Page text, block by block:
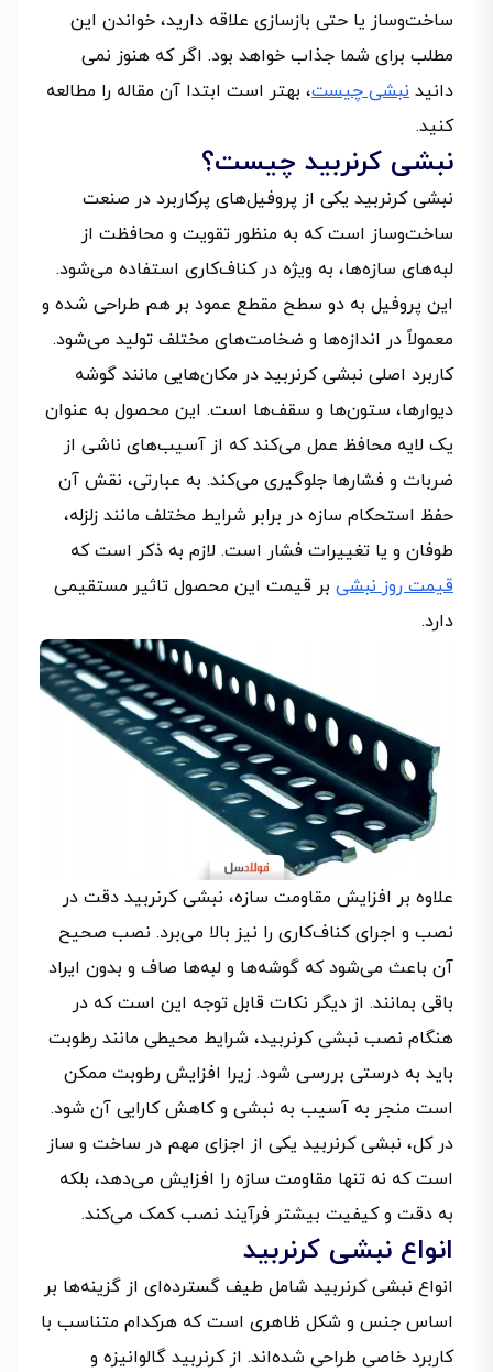
ساخت‌وساز یا حتی بازسازی علاقه دارید، خواندن این
مطلب برای شما جذاب خواهد بود. اگر که هنوز نمی
دانید نبشی چیست، بهتر است ابتدا آن مقاله را مطالعه
کنید.
نبشی کرنربید چیست؟
نبشی کرنربید یکی از پروفیل‌های پرکاربرد در صنعت
ساخت‌وساز است که به منظور تقویت و محافظت از
لبه‌های سازه‌ها، به ویژه در کناف‌کاری استفاده می‌شود.
این پروفیل به دو سطح مقطع عمود بر هم طراحی شده و
معمولاً در اندازه‌ها و ضخامت‌های مختلف تولید می‌شود.
کاربرد اصلی نبشی کرنربید در مکان‌هایی مانند گوشه
دیوارها، ستون‌ها و سقف‌ها است. این محصول به عنوان
یک لایه محافظ عمل می‌کند که از آسیب‌های ناشی از
ضربات و فشارها جلوگیری می‌کند. به عبارتی، نقش آن
حفظ استحکام سازه در برابر شرایط مختلف مانند زلزله،
طوفان و یا تغییرات فشار است. لازم به ذکر است که
قیمت روز نبشی بر قیمت این محصول تاثیر مستقیمی
دارد.
علاوه بر افزایش مقاومت سازه، نبشی کرنربید دقت در
نصب و اجرای کناف‌کاری را نیز بالا می‌برد. نصب صحیح
آن باعث می‌شود که گوشه‌ها و لبه‌ها صاف و بدون ایراد
باقی بمانند. از دیگر نکات قابل توجه این است که در
هنگام نصب نبشی کرنربید، شرایط محیطی مانند رطوبت
باید به درستی بررسی شود. زیرا افزایش رطوبت ممکن
است منجر به آسیب به نبشی و کاهش کارایی آن شود.
در کل، نبشی کرنربید یکی از اجزای مهم در ساخت و ساز
است که نه تنها مقاومت سازه را افزایش می‌دهد، بلکه
به دقت و کیفیت بیشتر فرآیند نصب کمک می‌کند.
انواع نبشی کرنربید
انواع نبشی کرنربید شامل طیف گسترده‌ای از گزینه‌ها بر
اساس جنس و شکل ظاهری است که هرکدام متناسب با
کاربرد خاصی طراحی شده‌اند. از کرنربید گالوانیزه و